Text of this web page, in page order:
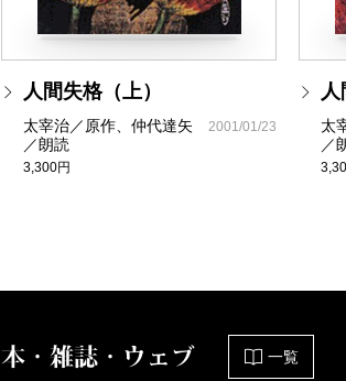
人間失格（上）
太宰治／原作、仲代達矢
／朗読
3,300円
2001/01/23
人
太
／
本・雑誌・ウェブ 一覧